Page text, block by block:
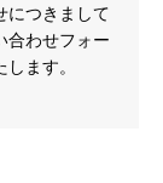
につきまして
合わせフォー
ます。